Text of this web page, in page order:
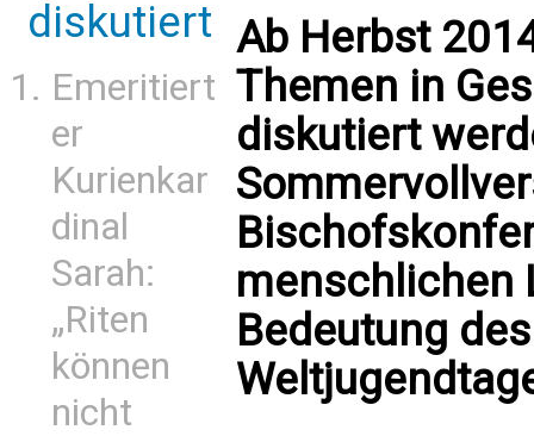
diskutiert
Emeritiert
er
Kurienkar
dinal
Sarah:
„Riten
können
nicht
Ab Herbst
Themen in
diskutiert
menschlichen
Bedeutung